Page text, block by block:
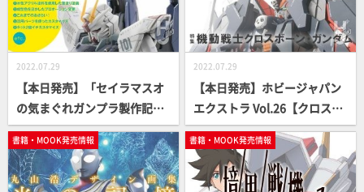
2022.07.29
【本日発売】「セイラマスオ
の気まぐれガンプラ製作記」
【How To】
2022.07.29
【本日発売】ホビージャパン
エクストラ Vol.26【クロスボ
ーン・ガンダム】
書籍・MOOK発売情報 書籍・MOOK発売情報